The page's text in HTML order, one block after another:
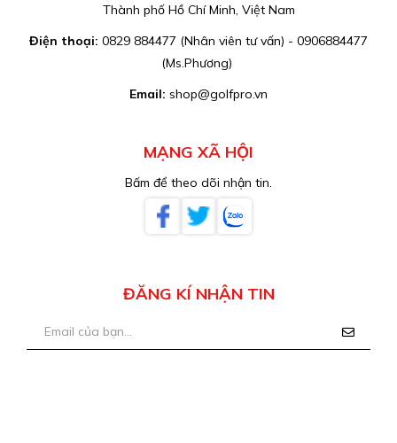
Thành phố Hồ Chí Minh, Việt Nam
Điện thoại: 0829 884477 (Nhân viên tư vấn) - 0906884477
(Ms.Phương)
Email: shop@golfpro.vn
MẠNG XÃ HỘI
Bấm để theo dõi nhận tin.
ĐĂNG KÍ NHẬN TIN